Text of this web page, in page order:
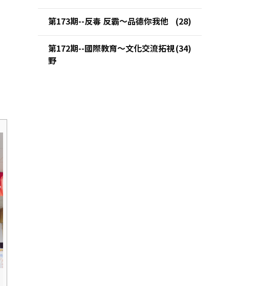
第173期--反毒 反霸～品德你我他
第172期--國際教育～文化交流拓視
野